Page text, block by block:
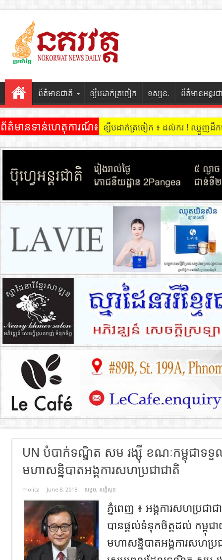
ព័ត៌មានជាតិ ខ្សឹបដាក់ត្រចៀក ទស្សនៈ ព័ត៌មានអន្តរជ
ព័ត៌មានទាន់ហេតុការណ៍៖ ខ្សឹបដាក់ត្រចៀក ៖ ដល់ករ ! ឈ្មួញដឹក
UN បំបាក់ទណ្ឌិត សម រង្ស៊ី ខណៈកម្ពុជាទទួ
មហាសន្និបាតអង្គការសហប្រជាជាតិ
molica June 8, 2018 សង្គម, សន្តិសុខ
ភ្នំពេញ ៖ អង្គការសហប្រជា
បានផ្ដល់ទំនុកចិត្តដល់ កម្ពុជា
មហាសន្និបាតអង្គការសហប្រ